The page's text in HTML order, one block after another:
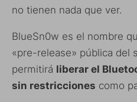
no tienen nada que ver.
BlueSn0w es el nombre
«pre-release» pública del
permitirá liberar el
sin restricciones como